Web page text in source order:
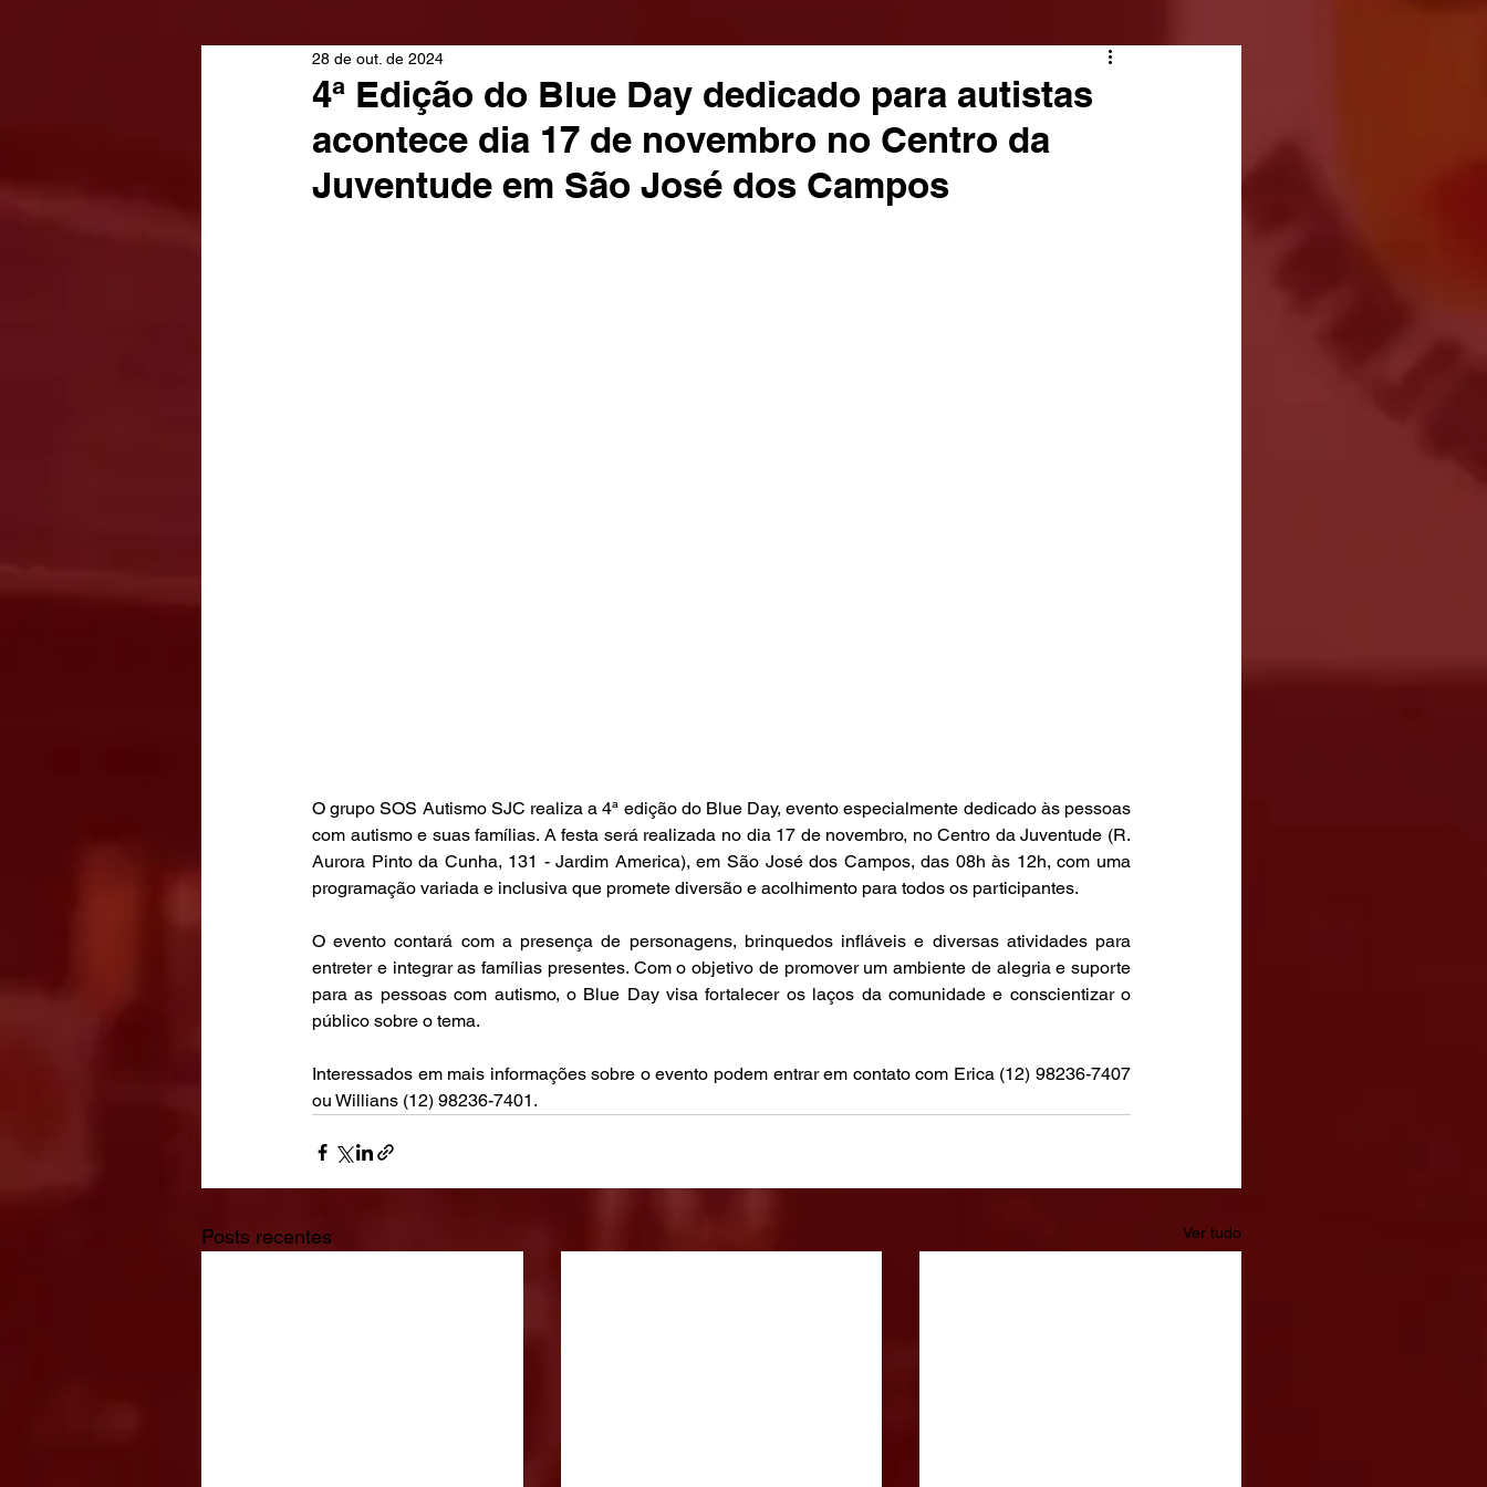
4ª Edição do Blue Day dedicado para autistas
acontece dia 17 de novembro no Centro da
Juventude em São José dos Campos
28 de out. de 2024
O grupo SOS Autismo SJC realiza a 4ª edição do Blue Day, evento especialmente dedicado às pessoas
com autismo e suas famílias. A festa será realizada no dia 17 de novembro, no Centro da Juventude (R.
Aurora Pinto da Cunha, 131 - Jardim America), em São José dos Campos, das 08h às 12h, com uma
programação variada e inclusiva que promete diversão e acolhimento para todos os participantes.
O evento contará com a presença de personagens, brinquedos infláveis e diversas atividades para
entreter e integrar as famílias presentes. Com o objetivo de promover um ambiente de alegria e suporte
para as pessoas com autismo, o Blue Day visa fortalecer os laços da comunidade e conscientizar o
público sobre o tema.
Interessados em mais informações sobre o evento podem entrar em contato com Erica (12) 98236-7407
ou Willians (12) 98236-7401.
Posts recentes Ver tudo